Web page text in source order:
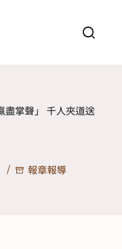
盡掌聲」 千人夾道送
報章報導